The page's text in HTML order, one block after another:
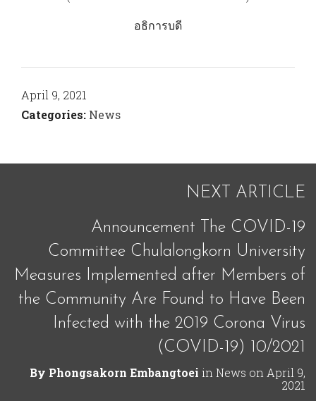
อธิการบดี
April 9, 2021
Categories: News
NEXT ARTICLE
Announcement The COVID-19
Committee Chulalongkorn University
Measures Implemented after Members of
the Community Are Found to Have Been
Infected with the 2019 Corona Virus
(COVID-19) 10/2021
By Phongsakorn Embangtoei in News on April 9,
2021